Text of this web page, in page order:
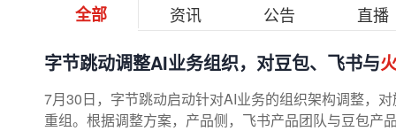
全部 资讯 公告 直播
字节跳动调整AI业务组织，对豆包、飞书与
7月30日，字节跳动启动针对AI业务的组织架构调整，
重组。根据调整方案，产品侧，飞书产品团队与豆包产